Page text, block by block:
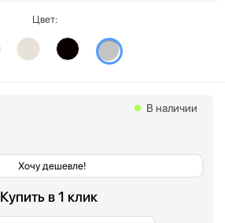
Цвет:
Хочу дешевле!
В наличии
Купить в 1 клик